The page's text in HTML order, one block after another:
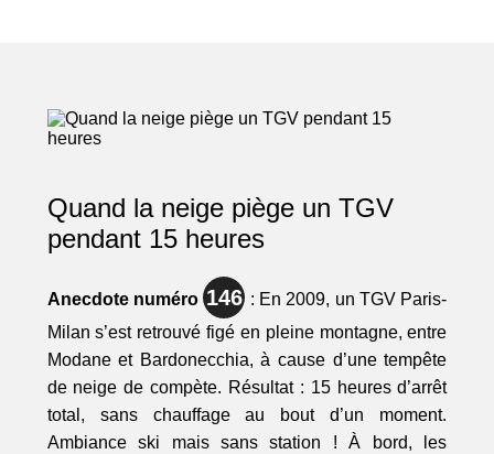
Quand la neige piège un TGV
pendant 15 heures
Anecdote numéro 146 : En 2009, un TGV Paris-
Milan s’est retrouvé figé en pleine montagne, entre
Modane et Bardonecchia, à cause d’une tempête
de neige de compète. Résultat : 15 heures d’arrêt
total, sans chauffage au bout d’un moment.
Ambiance ski mais sans station ! À bord, les